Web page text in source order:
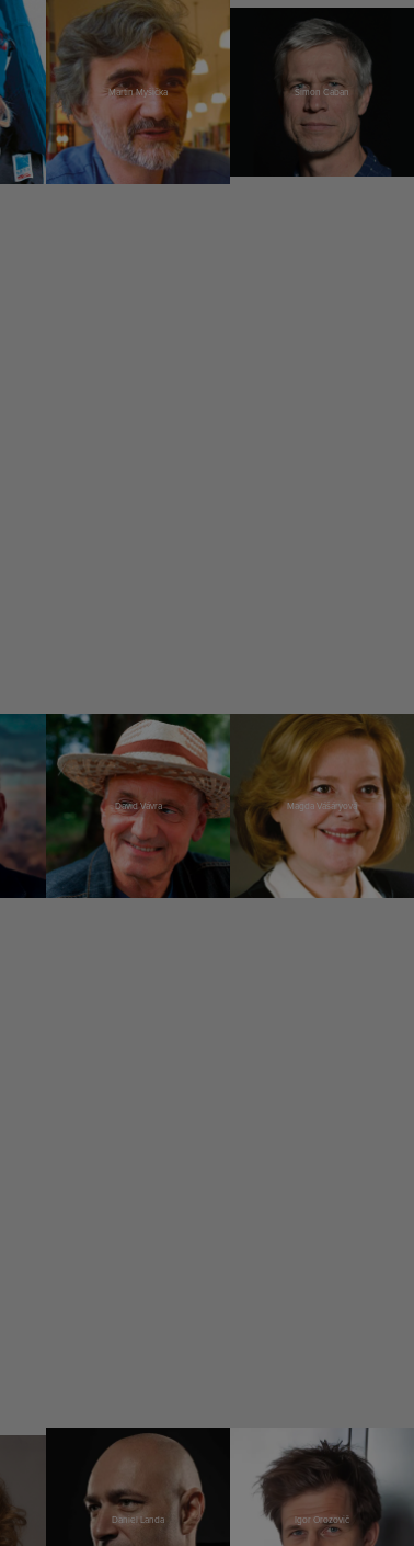
Martin Myšička Šimon Caban
David Vávra Magda Vášáryová
Daniel Landa Igor Orozovič